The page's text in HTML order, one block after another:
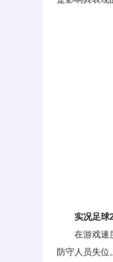
实况足球
在游戏速度
防守人员失位